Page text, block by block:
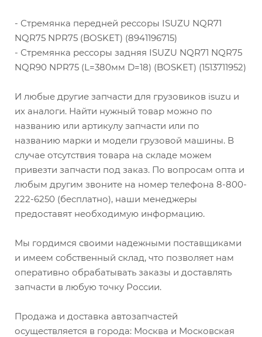
- Стремянка передней рессоры ISUZU NQR71
NQR75 NPR75 (BOSKET) (8941196715)
- Стремянка рессоры задняя ISUZU NQR71 NQR75
NQR90 NPR75 (L=380мм D=18) (BOSKET) (1513711952)
И любые другие запчасти для грузовиков isuzu и
их аналоги. Найти нужный товар можно по
названию или артикулу запчасти или по
названию марки и модели грузовой машины. В
случае отсутствия товара на складе можем
привезти запчасти под заказ. По вопросам опта и
любым другим звоните на номер телефона 8-800-
222-6250 (бесплатно), наши менеджеры
предоставят необходимую информацию.
Мы гордимся своими надежными поставщиками
и имеем собственный склад, что позволяет нам
оперативно обрабатывать заказы и доставлять
запчасти в любую точку России.
Продажа и доставка автозапчастей
осуществляется в города: Москва и Московская